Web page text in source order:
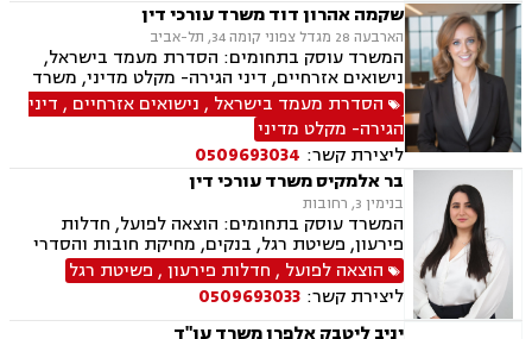
שקמה אהרון דוד משרד עורכי דין
הארבעה 28 מגדל צפוני קומה 34, תל-אביב
המשרד עוסק בתחומים: הסדרת מעמד בישראל,
נישואים אזרחיים, דיני הגירה- מקלט מדיני, משרד
הפנים, אזרחויות ואשרות, אשרות עבודה, דיני
עבודה, זכויות נשים בהריון, חוקתי מנהלי, מומחים
לדין הזר.
הסדרת מעמד בישראל , נישואים אזרחיים , דיני
הגירה- מקלט מדיני
ליצירת קשר: 0509693034
בר אלמקיס משרד עורכי דין
בנימין 3, רחובות
המשרד עוסק בתחומים: הוצאה לפועל, חדלות
פירעון, פשיטת רגל, בנקים, מחיקת חובות והסדרי
חוב, דיני משפחה, גישור במשפחה, ידועים בציבור,
הסכמי ממון, מזונות, משמורת, גירושין, חלוקת רכוש,
זמני שהות, ניכור הורי
הוצאה לפועל , חדלות פירעון, פשיטת רגל
ליצירת קשר: 0509693033
יניב ליטבק אלפרן משרד עו"ד